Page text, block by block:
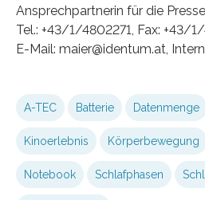
Ansprechpartnerin für die
Tel.: +43/1/4802271, Fax: +43/
E-Mail: maier@identum.at,
A-TEC Batterie Datenmenge
Kinoerlebnis Körperbewegung
Notebook Schlafphasen